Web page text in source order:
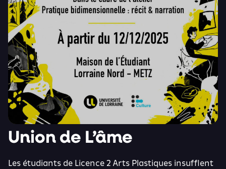
Union de L’âme
Les étudiants de Licence 2 Arts Plastiques insufflent